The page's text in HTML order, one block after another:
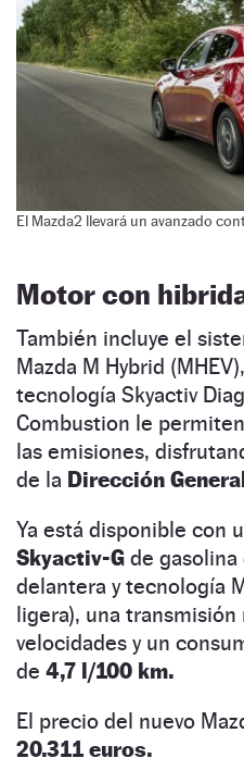
El Mazda2 llevará un avanzado
Motor con
También incluye el
Mazda M Hybrid
tecnología Skyactiv
Combustion le
las emisiones,
de la Dirección
Ya está disponible con
Skyactiv-G de gasolina
delantera y tecnología
ligera), una transmisión
velocidades y un
de 4,7 l/100 km.
El precio del nuevo
20.311 euros.